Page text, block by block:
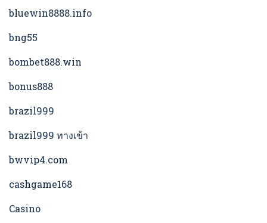
bluewin8888.info
bng55
bombet888.win
bonus888
brazil999
brazil999 ทางเข้า
bwvip4.com
cashgame168
Casino